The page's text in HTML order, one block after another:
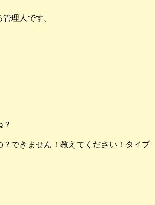
理人です。
できません！教えてください！タイプ